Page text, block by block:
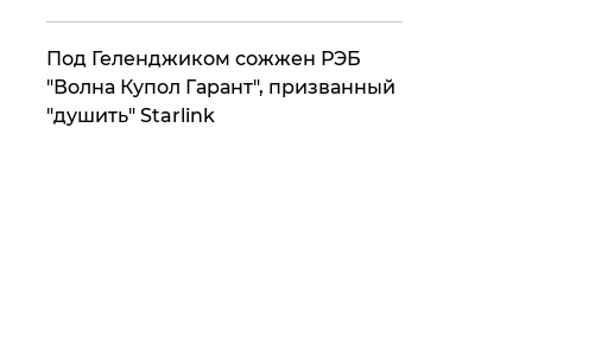
Под Геленджиком сожжен РЭБ
"Волна Купол Гарант", призванный
"душить" Starlink